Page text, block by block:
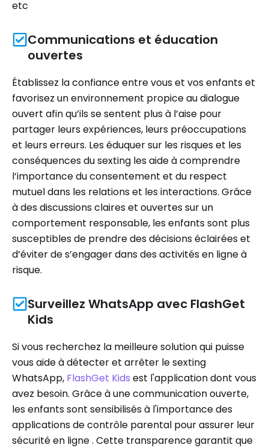
etc
Communications et éducation
ouvertes
Établissez la confiance entre vous et vos enfants et
favorisez un environnement propice au dialogue
ouvert afin qu’ils se sentent plus à l’aise pour
partager leurs expériences, leurs préoccupations
et leurs erreurs. Les éduquer sur les risques et les
conséquences du sexting les aide à comprendre
l’importance du consentement et du respect
mutuel dans les relations et les interactions. Grâce
à des discussions claires et ouvertes sur un
comportement responsable, les enfants sont plus
susceptibles de prendre des décisions éclairées et
d’éviter de s’engager dans des activités en ligne à
risque.
Surveillez WhatsApp avec FlashGet
Kids
Si vous recherchez la meilleure solution qui puisse
vous aide à détecter et arrêter le sexting
WhatsApp, FlashGet Kids est l'application dont vous
avez besoin. Grâce à une communication ouverte,
les enfants sont sensibilisés à l'importance des
applications de contrôle parental pour assurer leur
sécurité en ligne . Cette transparence garantit que